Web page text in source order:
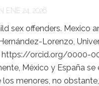
ENE 24, 2026
sex offenders. Mexico
Lorenzo,
https://orcid.org/0000-
México y España
menores, no